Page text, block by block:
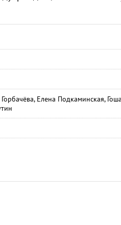
Елена Подкаминская,